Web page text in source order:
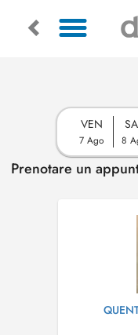
VEN
7 Ago 8
Prenotare un